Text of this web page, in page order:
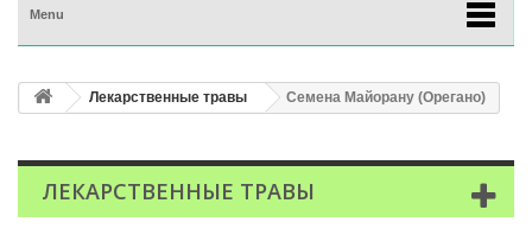
Menu
Лекарственные травы Семена Майорану (Орегано)
ЛЕКАРСТВЕННЫЕ ТРАВЫ